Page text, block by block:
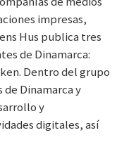
impresas,
Hus publica tres
de Dinamarca:
Dentro del grupo
Dinamarca y
y
digitales, así